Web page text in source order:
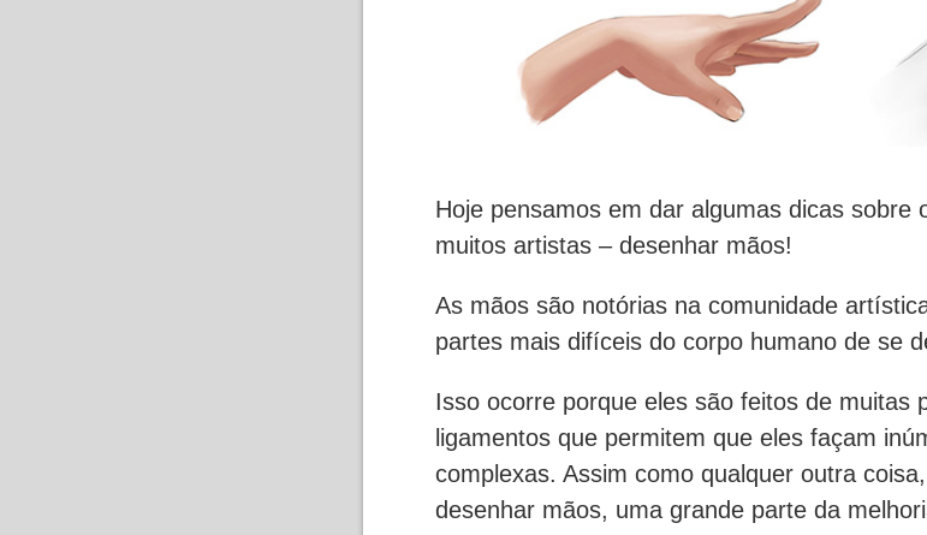
Hoje pensamos em dar algumas dicas sobre
muitos artistas – desenhar mãos!
As mãos são notórias na comunidade
partes mais difíceis do corpo humano de se
Isso ocorre porque eles são feitos de muitas
ligamentos que permitem que eles façam
complexas. Assim como qualquer outra
desenhar mãos, uma grande parte da